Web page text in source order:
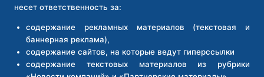
несет ответственность за:
содержание рекламных материалов (текстовая и
баннерная реклама),
содержание сайтов, на которые ведут гиперссылки
содержание текстовых материалов из рубрики